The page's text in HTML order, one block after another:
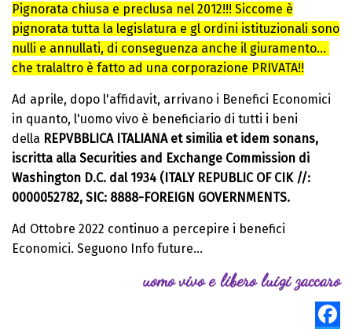
Pignorata chiusa e preclusa nel 2012!!! Siccome è
pignorata tutta la legislatura e gl ordini istituzionali sono
nulli e annullati, di conseguenza anche il giuramento...
che tralaltro è fatto ad una corporazione PRIVATA!!
Ad aprile, dopo l'affidavit, arrivano i Benefici Economici
in quanto, l'uomo vivo è beneficiario di tutti i beni
della REPVBBLICA ITALIANA et similia et idem sonans,
iscritta alla Securities and Exchange Commission di
Washington D.C. dal 1934 (ITALY REPUBLIC OF CIK //:
0000052782, SIC: 8888-FOREIGN GOVERNMENTS.
Ad Ottobre 2022 continuo a percepire i benefici
Economici. Seguono Info future...
uomo vivo e libero luigi zaccaro